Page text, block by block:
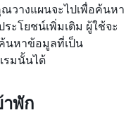
วางแผนจะไปเพื่อค้นหา
ะโยชน์เพิ่มเติม ผู้ใช้จะ
นหาข้อมูลที่เป็น
รมนั้นได้
าพัก